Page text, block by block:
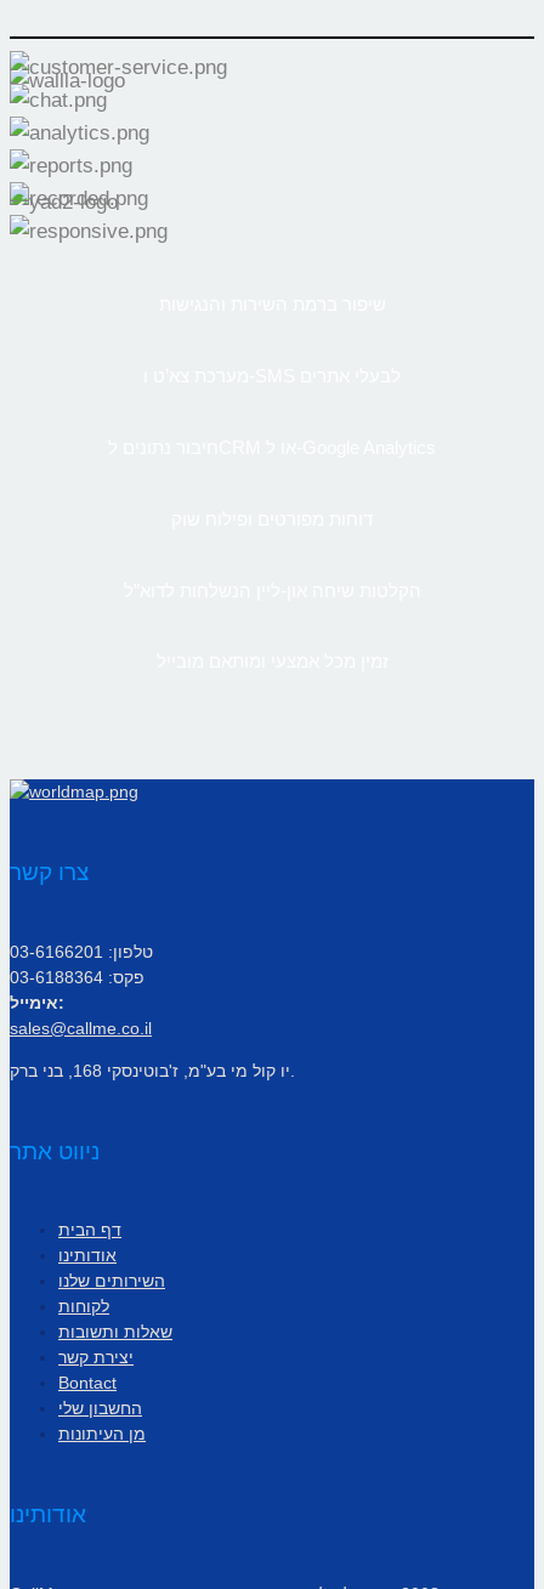
צרו קשר
טלפון: 03-6166201
פקס: 03-6188364
אימייל:
sales@callme.co.il
ניווט אתר
דף הבית
אודותינו
השירותים שלנו
לקוחות
שאלות ותשובות
יצירת קשר
Bontact
החשבון שלי
מן העיתונות
אודותינו